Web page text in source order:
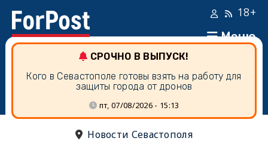
Меню
18+
СРОЧНО В ВЫПУСК!
Кого в Севастополе готовы взять на работу для
защиты города от дронов
пт, 07/08/2026 - 15:13
Новости Севастополя